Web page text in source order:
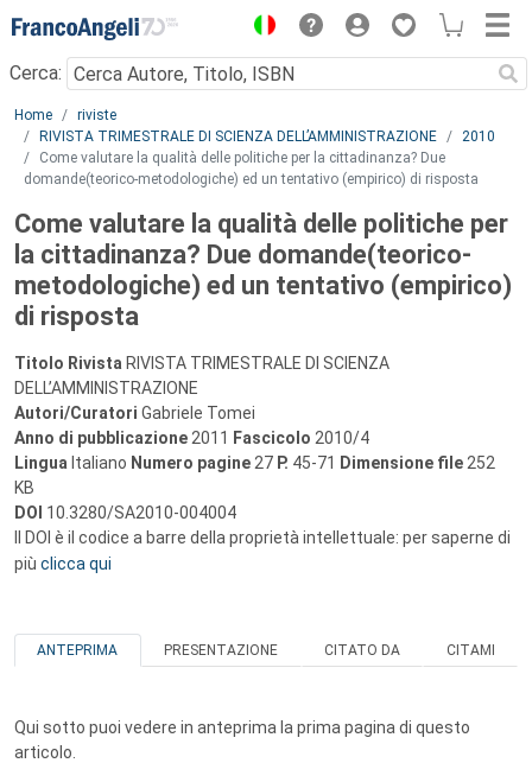
Menu
Cerca:
Main content
Home
riviste
RIVISTA TRIMESTRALE DI SCIENZA DELL’AMMINISTRAZIONE
2010
Come valutare la qualità delle politiche per la cittadinanza? Due
domande(teorico-metodologiche) ed un tentativo (empirico) di risposta
Come valutare la qualità delle politiche per
la cittadinanza? Due domande(teorico-
metodologiche) ed un tentativo (empirico)
di risposta
Titolo Rivista RIVISTA TRIMESTRALE DI SCIENZA
DELL’AMMINISTRAZIONE
Autori/Curatori Gabriele Tomei
Anno di pubblicazione 2011 Fascicolo 2010/4
Lingua Italiano Numero pagine 27 P. 45-71 Dimensione file 252
KB
DOI 10.3280/SA2010-004004
Il DOI è il codice a barre della proprietà intellettuale: per saperne di
più clicca qui
ANTEPRIMA PRESENTAZIONE CITATO DA CITAMI
Qui sotto puoi vedere in anteprima la prima pagina di questo
articolo.